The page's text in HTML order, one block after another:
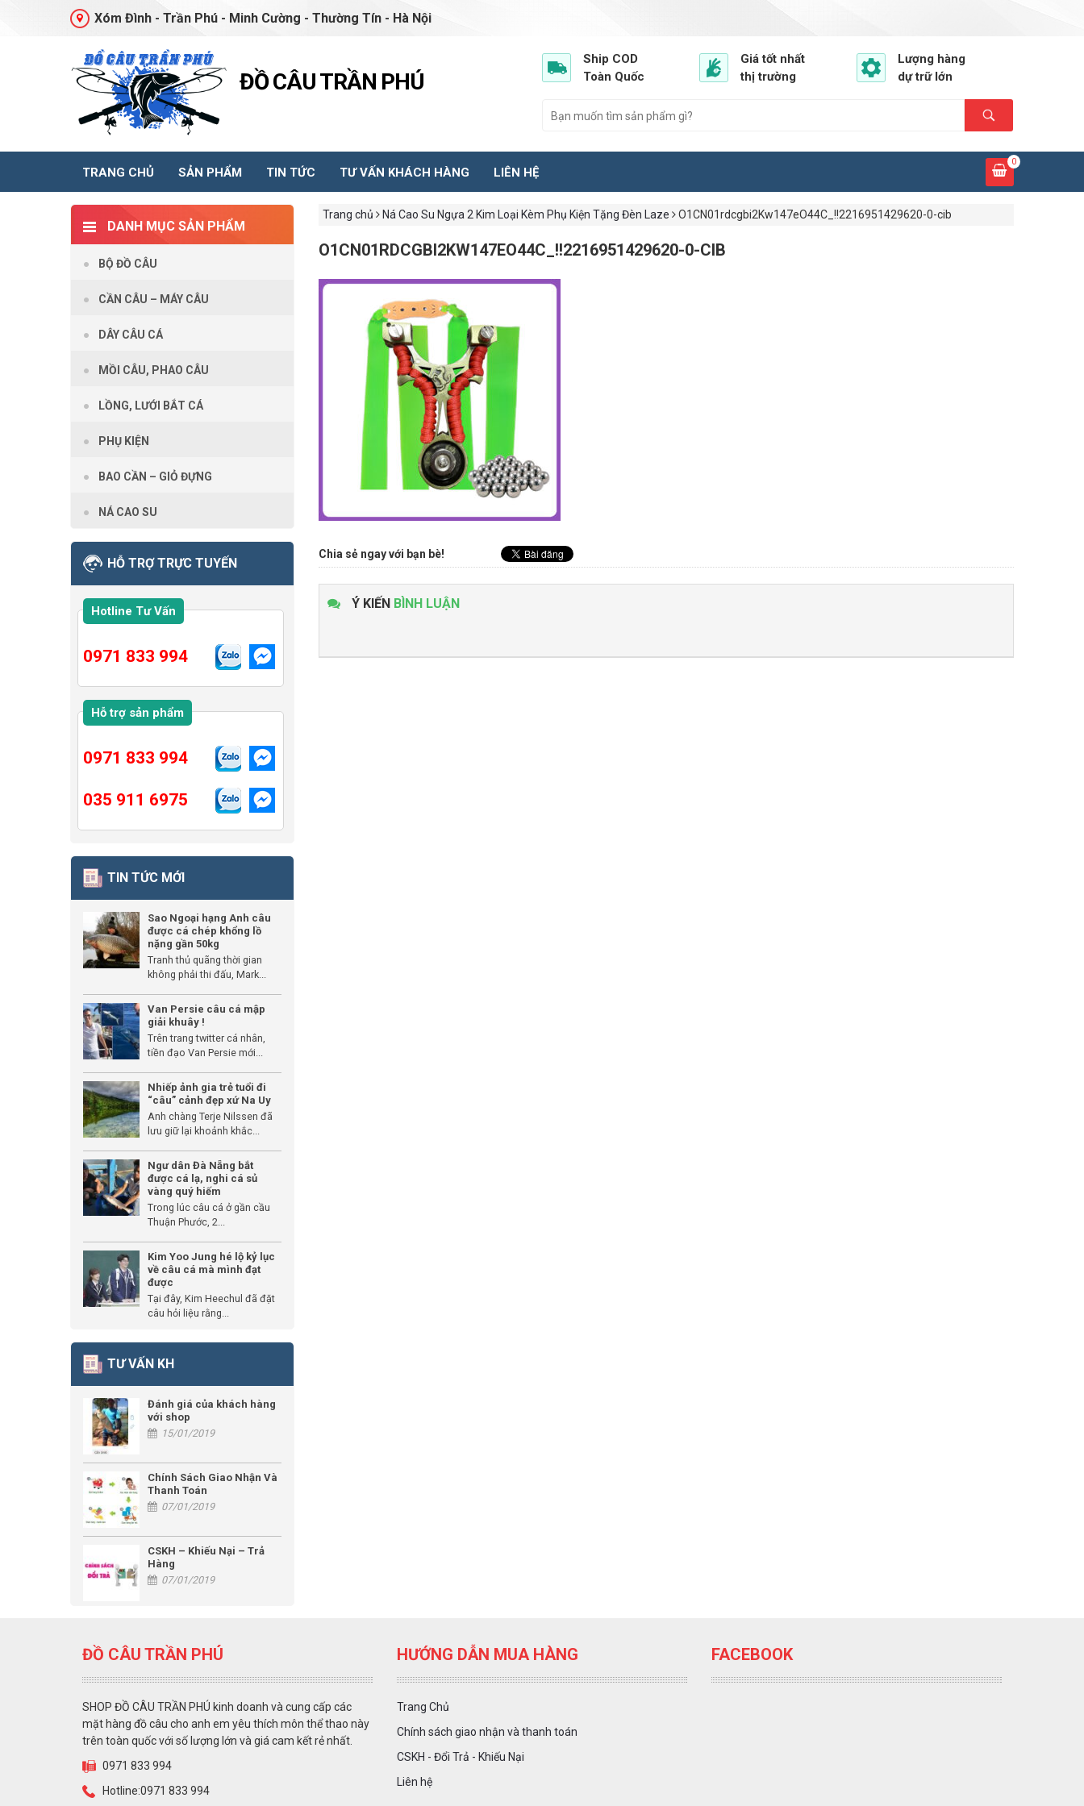
Xóm Đình - Trần Phú - Minh Cường - Thường Tín - Hà Nội
ĐỒ CÂU TRẦN PHÚ
Ship COD
Toàn Quốc
Giá tốt nhất
thị trường
Lượng hàng
dự trữ lớn
TRANG CHỦ SẢN PHẨM TIN TỨC TƯ VẤN KHÁCH HÀNG LIÊN HỆ
0
Trang chủ Ná Cao Su Ngựa 2 Kim Loại Kèm Phụ Kiện Tặng Đèn Laze O1CN01rdcgbi2Kw147eO44C_!!2216951429620-0-cib
O1CN01RDCGBI2KW147EO44C_!!2216951429620-0-CIB
Chia sẻ ngay với bạn bè!
Ý KIẾN BÌNH LUẬN
DANH MỤC SẢN PHẨM
BỘ ĐỒ CÂU
CẦN CÂU – MÁY CÂU
DÂY CÂU CÁ
MỒI CÂU, PHAO CÂU
LỒNG, LƯỚI BẮT CÁ
PHỤ KIỆN
BAO CẦN – GIỎ ĐỰNG
NÁ CAO SU
HỖ TRỢ TRỰC TUYẾN
Hotline Tư Vấn
0971 833 994
Hỗ trợ sản phẩm
0971 833 994
035 911 6975
TIN TỨC MỚI
Sao Ngoại hạng Anh câu
được cá chép khổng lồ
nặng gần 50kg
Tranh thủ quãng thời gian
không phải thi đấu, Mark...
Van Persie câu cá mập
giải khuây !
Trên trang twitter cá nhân,
tiền đạo Van Persie mới...
Nhiếp ảnh gia trẻ tuổi đi
“câu” cảnh đẹp xứ Na Uy
Anh chàng Terje Nilssen đã
lưu giữ lại khoảnh khắc...
Ngư dân Đà Nẵng bắt
được cá lạ, nghi cá sủ
vàng quý hiếm
Trong lúc câu cá ở gần cầu
Thuận Phước, 2...
Kim Yoo Jung hé lộ kỷ lục
về câu cá mà mình đạt
được
Tại đây, Kim Heechul đã đặt
câu hỏi liệu rằng...
TƯ VẤN KH
Đánh giá của khách hàng
với shop
15/01/2019
Chính Sách Giao Nhận Và
Thanh Toán
07/01/2019
CSKH – Khiếu Nại – Trả
Hàng
07/01/2019
ĐỒ CÂU TRẦN PHÚ
SHOP ĐỒ CÂU TRẦN PHÚ kinh doanh và cung cấp các
mặt hàng đồ câu cho anh em yêu thích môn thể thao này
trên toàn quốc với số lượng lớn và giá cam kết rẻ nhất.
0971 833 994
Hotline:0971 833 994
HƯỚNG DẪN MUA HÀNG
Trang Chủ
Chính sách giao nhận và thanh toán
CSKH - Đổi Trả - Khiếu Nại
Liên hệ
FACEBOOK